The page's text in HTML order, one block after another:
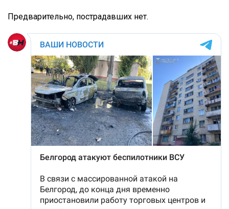
Предварительно, пострадавших нет.